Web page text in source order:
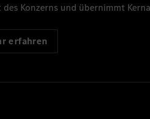
des Konzerns und übernimmt
erfahren